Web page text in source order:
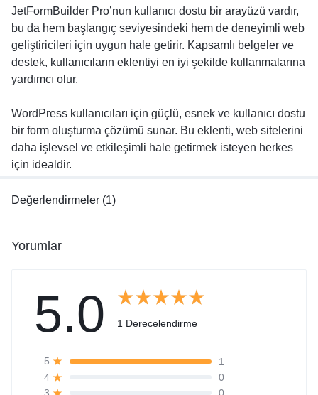
JetFormBuilder Pro’nun kullanıcı dostu bir arayüzü vardır,
bu da hem başlangıç seviyesindeki hem de deneyimli web
geliştiricileri için uygun hale getirir. Kapsamlı belgeler ve
destek, kullanıcıların eklentiyi en iyi şekilde kullanmalarına
yardımcı olur.
WordPress kullanıcıları için güçlü, esnek ve kullanıcı dostu
bir form oluşturma çözümü sunar. Bu eklenti, web sitelerini
daha işlevsel ve etkileşimli hale getirmek isteyen herkes
için idealdir.
Değerlendirmeler (1)
Yorumlar
5.0 1 Derecelendirme
5
1
4
0